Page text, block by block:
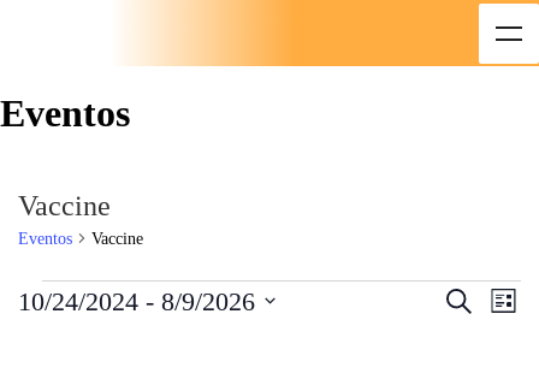
Eventos
Vaccine
Eventos Vaccine
Buscar
de
Lista
10/24/2024 - 8/9/2026